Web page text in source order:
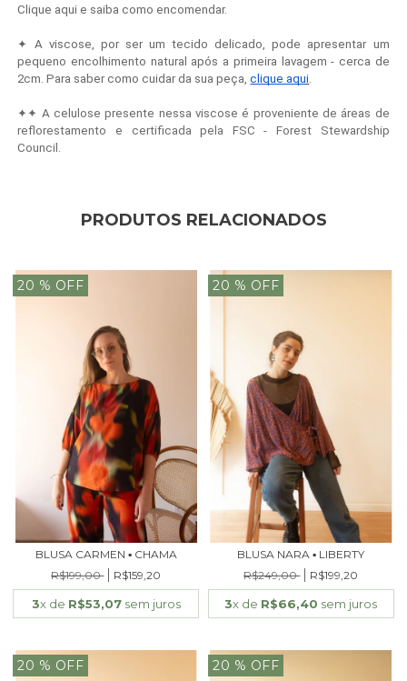
Clique aqui e saiba como encomendar.
✦ A viscose, por ser um tecido delicado, pode apresentar um
pequeno encolhimento natural após a primeira lavagem - cerca de
2cm. Para saber como cuidar da sua peça,clique aqui
✦✦ A celulose presente nessa viscose é proveniente de áreas de
reflorestamento e certificada pela FSC - Forest Stewardship
Council.
PRODUTOS RELACIONADOS
20 % OFF
BLUSA CARMEN ▪ CHAMA
R$199,00
R$159,20
3x de R$53,07sem juros
20 % OFF
BLUSA NARA ▪ LIBERTY
R$249,00
R$199,20
3x de R$66,40 sem juros
20 % OFF 20 % OFF